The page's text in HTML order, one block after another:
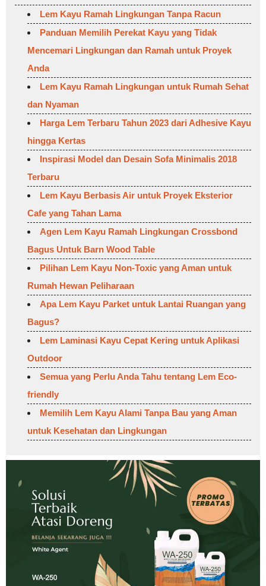
Lem Kayu Ramah Lingkungan Tanpa Racun
Panduan Memilih Perekat Kayu yang Tidak
Mencemari Lingkungan dan Ramah untuk Proyek
Anda
Lem Kayu Ramah Lingkungan untuk Rumah Sehat
dan Nyaman
Harga Lem Terbaru Tahun 2023 dari Adhesive Kayu
hingga Kertas
Inspirasi Model dan Desain Sofa Minimalis 2018
Terbaru
Lem Kayu Berbasis Air untuk Proyek Eksterior
Cafe yang Tahan Lama
Agen Lem Kayu Ramah Lingkungan Crossbond
Bagus Untuk Barn Wood Table
Pilihan Lem Kayu Non-Toxic yang Aman untuk
Rumah Hewan Peliharaan
Apa Lem Kayu Parket untuk Lantai Ruangan yang
Bagus?
Lem Laminasi Kayu Cepat Kering untuk Aplikasi
Outdoor
Semua yang Perlu Anda Tahu tentang Lem Eco-
friendly
Memilih Lem Kayu Alami Tanpa Bau yang Aman
untuk Kesehatan dan Lingkungan